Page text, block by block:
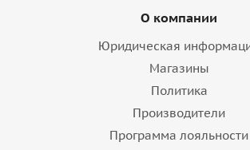
О компании
Юридическая
Магазины
Политика
Производители
Программа лояльности